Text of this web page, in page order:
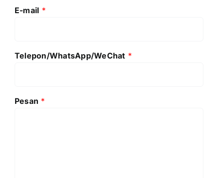
E-mail *
Telepon/WhatsApp/WeChat *
Pesan *